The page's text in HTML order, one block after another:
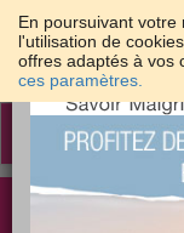
En poursuivant votre
l'utilisation de
offres adaptés à vos
ces paramètres.
Toggle
Les